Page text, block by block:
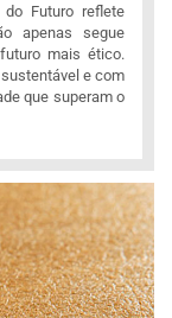
Futuro reflete
apenas segue
mais ético.
e com
que superam o